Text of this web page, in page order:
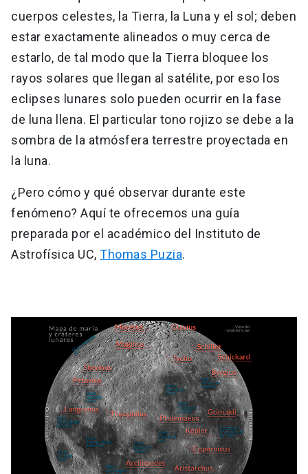
cuerpos celestes, la Tierra, la Luna y el sol; deben
estar exactamente alineados o muy cerca de
estarlo, de tal modo que la Tierra bloquee los
rayos solares que llegan al satélite, por eso los
eclipses lunares solo pueden ocurrir en la fase
de luna llena. El particular tono rojizo se debe a la
sombra de la atmósfera terrestre proyectada en
la luna.
¿Pero cómo y qué observar durante este
fenómeno? Aquí te ofrecemos una guía
preparada por el académico del Instituto de
Astrofísica UC, Thomas Puzia.